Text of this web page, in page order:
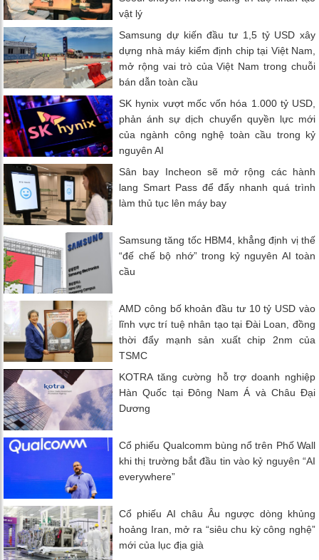
vật lý
Samsung dự kiến đầu tư 1,5 tỷ USD xây
dựng nhà máy kiểm định chip tại Việt Nam,
mở rộng vai trò của Việt Nam trong chuỗi
bán dẫn toàn cầu
SK hynix vượt mốc vốn hóa 1.000 tỷ USD,
phản ánh sự dịch chuyển quyền lực mới
của ngành công nghệ toàn cầu trong kỷ
nguyên AI
Sân bay Incheon sẽ mở rộng các hành
lang Smart Pass để đẩy nhanh quá trình
làm thủ tục lên máy bay
Samsung tăng tốc HBM4, khẳng định vị thế
“đế chế bộ nhớ” trong kỷ nguyên AI toàn
cầu
AMD công bố khoản đầu tư 10 tỷ USD vào
lĩnh vực trí tuệ nhân tạo tại Đài Loan, đồng
thời đẩy mạnh sản xuất chip 2nm của
TSMC
KOTRA tăng cường hỗ trợ doanh nghiệp
Hàn Quốc tại Đông Nam Á và Châu Đại
Dương
Cổ phiếu Qualcomm bùng nổ trên Phố Wall
khi thị trường bắt đầu tin vào kỷ nguyên “AI
everywhere”
Cổ phiếu AI châu Âu ngược dòng khủng
hoảng Iran, mở ra “siêu chu kỳ công nghệ”
mới của lục địa già